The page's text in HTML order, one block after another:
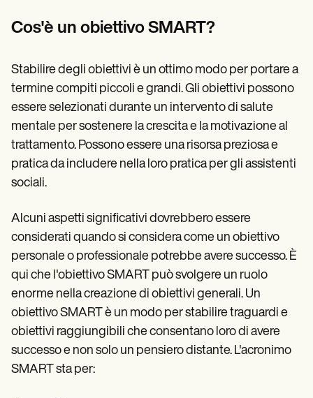
Demos
Switch to Carepatron
Become a Partner
Why Carepatron?
Login
Get started
Cos'è un obiettivo SMART?
Stabilire degli obiettivi è un ottimo modo per portare a
termine compiti piccoli e grandi. Gli obiettivi possono
essere selezionati durante un intervento di salute
mentale per sostenere la crescita e la motivazione al
trattamento. Possono essere una risorsa preziosa e
pratica da includere nella loro pratica per gli assistenti
sociali.
Alcuni aspetti significativi dovrebbero essere
considerati quando si considera come un obiettivo
personale o professionale potrebbe avere successo. È
qui che l'obiettivo SMART può svolgere un ruolo
enorme nella creazione di obiettivi generali. Un
obiettivo SMART è un modo per stabilire traguardi e
obiettivi raggiungibili che consentano loro di avere
successo e non solo un pensiero distante. L'acronimo
SMART sta per: